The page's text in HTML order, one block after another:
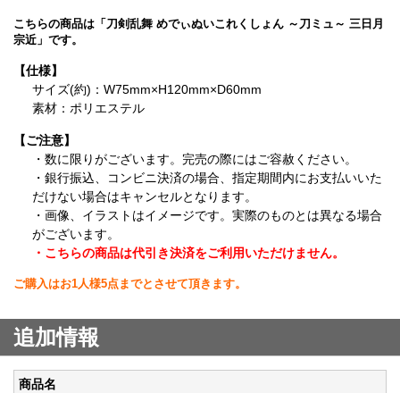
こちらの商品は「刀剣乱舞 めでぃぬいこれくしょん ～刀ミュ～ 三日月
宗近」です。
【仕様】
サイズ(約)：W75mm×H120mm×D60mm
素材：ポリエステル
【ご注意】
・数に限りがございます。完売の際にはご容赦ください。
・銀行振込、コンビニ決済の場合、指定期間内にお支払いいた
だけない場合はキャンセルとなります。
・画像、イラストはイメージです。実際のものとは異なる場合
がございます。
・こちらの商品は代引き決済をご利用いただけません。
ご購入はお1人様5点までとさせて頂きます。
追加情報
商品名